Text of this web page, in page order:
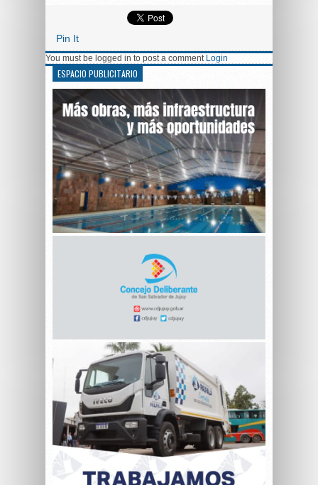
Pin It
You must be logged in to post a comment Login
ESPACIO PUBLICITARIO